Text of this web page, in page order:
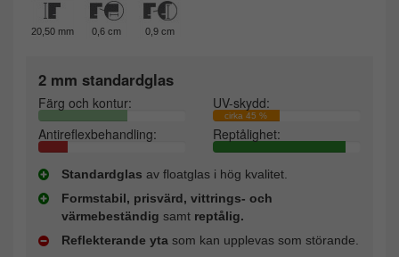
20,50 mm 0,6 cm 0,9 cm
2 mm standardglas
Färg och kontur: UV-skydd:
cirka 45 %
Antireflexbehandling: Reptålighet:
Standardglas av floatglas i hög kvalitet.
Formstabil, prisvärd, vittrings- och
värmebeständig samt reptålig.
Reflekterande yta som kan upplevas som störande.